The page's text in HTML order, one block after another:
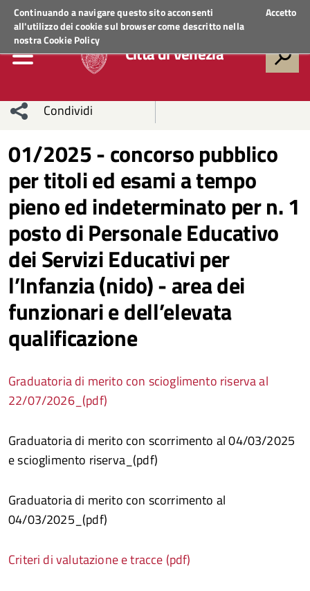
Continuando a navigare questo sito acconsenti
all'utilizzo dei cookie sul browser come descritto nella
nostraCookie Policy
Accetto
Regione VenetoACCEDI AI SERVIZI
Città di Venezia
Condividi
sui social
network
Condividi
Condividi
su
Facebook
Condividi
su
Twitter
Condividi
su
Facebook
Condividi
su
Whatsapp
01/2025 - concorso pubblico
per titoli ed esami a tempo
pieno ed indeterminato per n. 1
posto di Personale Educativo
dei Servizi Educativi per
l’Infanzia (nido) - area dei
funzionari e dell’elevata
qualificazione
Graduatoria di merito con scioglimento riserva al
22/07/2026_(pdf)
Graduatoria di merito con scorrimento al 04/03/2025
e scioglimento riserva_(pdf)
Graduatoria di merito con scorrimento al
04/03/2025_(pdf)
Criteri di valutazione e tracce (pdf)